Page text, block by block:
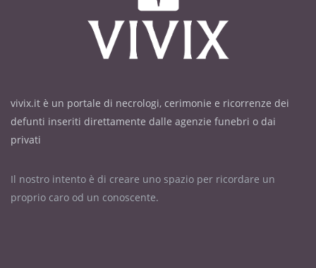
vivix.it è un portale di necrologi, cerimonie e ricorrenze dei
defunti inseriti direttamente dalle agenzie funebri o dai
privati
Il nostro intento è di creare uno spazio per ricordare un
proprio caro od un conoscente.